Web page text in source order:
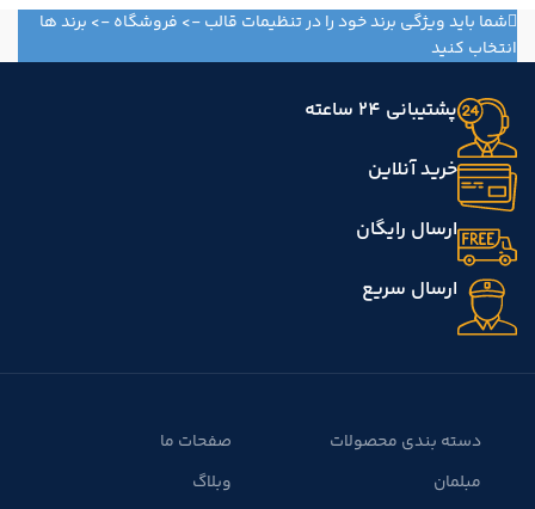
شما باید ویژگی برند خود را در تنظیمات قالب -> فروشگاه -> برند ها
انتخاب کنید
پشتیبانی 24 ساعته
خرید آنلاین
ارسال رایگان
ارسال سریع
دسته بندی محصولات
مبلمان
صفحات ما
وبلاگ